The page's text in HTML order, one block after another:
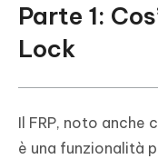
Parte 1:
Lock
Il FRP, noto anche
è una funzionalità